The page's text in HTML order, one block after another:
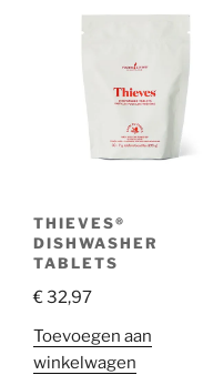
THIEVES®
DISHWASHER
TABLETS
€32,97
Toevoegen aan
winkelwagen